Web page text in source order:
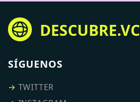
DESCUBRE.VC
SÍGUENOS
→ TWITTER